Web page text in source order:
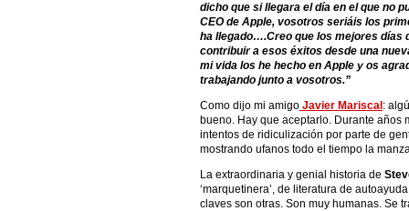
dicho que si llegara el día en el que no
CEO de Apple, vosotros seriáis los
ha llegado….Creo que los mejores días
contribuir a esos éxitos desde una
mi vida los he hecho en Apple y os
trabajando junto a vosotros.”
Como dijo mi amigo Javier Mariscal :
bueno. Hay que aceptarlo. Durante años
intentos de ridiculización por parte de
mostrando ufanos todo el tiempo la
La extraordinaria y genial historia de
‘marquetinera’, de literatura de
claves son otras. Son muy humanas. Se